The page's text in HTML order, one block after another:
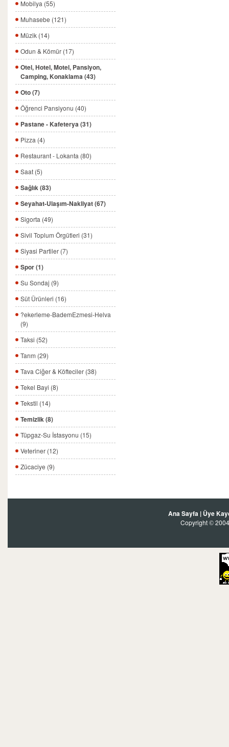
Mobilya (55)
Muhasebe (121)
Müzik (14)
Odun & Kömür (17)
Otel, Hotel, Motel, Pansiyon,
Camping, Konaklama (43)
Oto (7)
Öğrenci Pansiyonu (40)
Pastane - Kafeterya (31)
Pizza (4)
Restaurant - Lokanta (80)
Saat (5)
Sağlık (83)
Seyahat-Ulaşım-Nakliyat (67)
Sigorta (49)
Sivil Toplum Örgütleri (31)
Siyasi Partiler (7)
Spor (1)
Su Sondaj (9)
Süt Ürünleri (16)
?ekerleme-BademEzmesi-Helva
(9)
Taksi (52)
Tarım (29)
Tava Ciğer & Köfteciler (38)
Tekel Bayi (8)
Tekstil (14)
Temizlik (8)
Tüpgaz-Su İstasyonu (15)
Veteriner (12)
Zücaciye (9)
Ana Sayfa | Üye
Copyright ©